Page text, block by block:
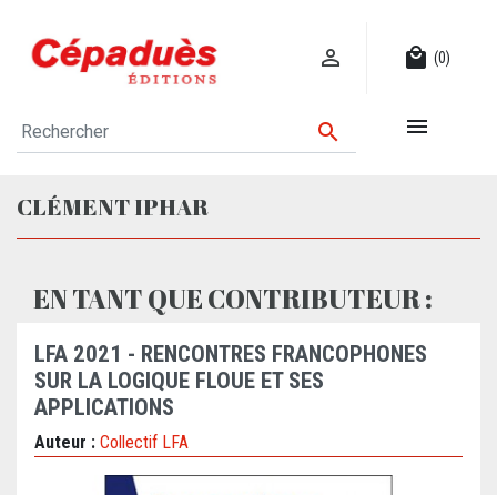
 local_mall (0)
 
CLÉMENT IPHAR
EN TANT QUE CONTRIBUTEUR :
LFA 2021 - RENCONTRES FRANCOPHONES
SUR LA LOGIQUE FLOUE ET SES
APPLICATIONS
Auteur : Collectif LFA